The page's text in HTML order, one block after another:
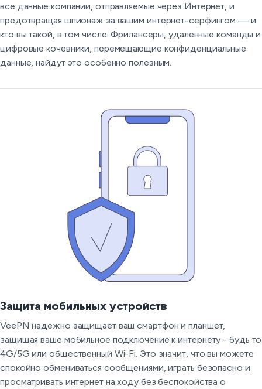
все данные компании, отправляемые через Интернет, и
предотвращая шпионаж за вашим интернет-серфингом — и
кто вы такой, в том числе. Фрилансеры, удаленные команды и
цифровые кочевники, перемещающие конфиденциальные
данные, найдут это особенно полезным.
Защита мобильных устройств
VeePN надежно защищает ваш смартфон и планшет,
защищая ваше мобильное подключение к интернету - будь то
4G/5G или общественный Wi-Fi. Это значит, что вы можете
спокойно обмениваться сообщениями, играть безопасно и
просматривать интернет на ходу без беспокойства о